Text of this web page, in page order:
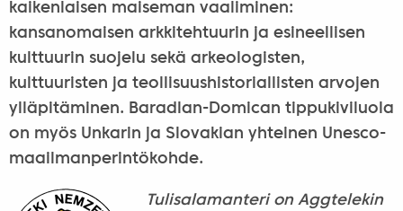
kaikenlaisen maiseman vaaliminen:
kansanomaisen arkkitehtuurin ja esineellisen
kulttuurin suojelu sekä arkeologisten,
kulttuuristen ja teollisuushistoriallisten arvojen
ylläpitäminen. Baradlan-Domican tippukiviluola
on myös Unkarin ja Slovakian yhteinen Unesco-
maailmanperintökohde.
Tulisalamanteri on Aggtelekin